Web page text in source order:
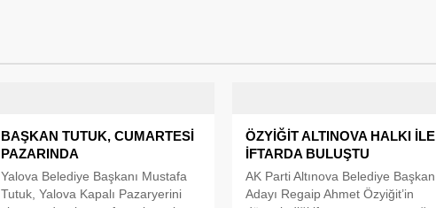
BAŞKAN TUTUK, CUMARTESİ
PAZARINDA
Yalova Belediye Başkanı Mustafa
Tutuk, Yalova Kapalı Pazaryerini
ÖZYİĞİT ALTINOVA HALKI İLE
İFTARDA BULUŞTU
AK Parti Altınova Belediye Başkan
Adayı Regaip Ahmet Özyiğit’in